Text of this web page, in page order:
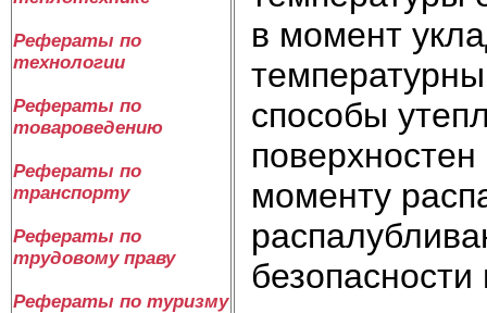
Рефераты по
технологии
Рефераты по
товароведению
Рефераты по
транспорту
Рефераты по
трудовому праву
Рефераты по туризму
в момент
способы
поверхностен
моменту
безопасности